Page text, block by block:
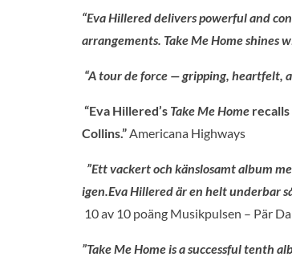
“Eva Hillered delivers powerful and
arrangements. Take Me Home shines
“A tour de force — gripping, heartfelt,
“Eva Hillered’s Take Me Home
Collins.”Americana Highways
”Ett vackert och känslosamt album
igen.Eva Hillered är en helt underbar
10 av 10 poäng Musikpulsen – Pär
”Take Me Home is a successful tenth